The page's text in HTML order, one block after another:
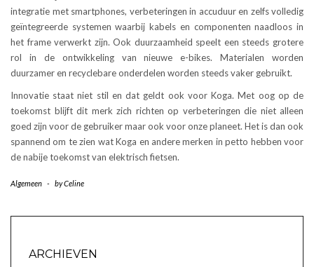
integratie met smartphones, verbeteringen in accuduur en zelfs volledig
geïntegreerde systemen waarbij kabels en componenten naadloos in
het frame verwerkt zijn. Ook duurzaamheid speelt een steeds grotere
rol in de ontwikkeling van nieuwe e-bikes. Materialen worden
duurzamer en recyclebare onderdelen worden steeds vaker gebruikt.
Innovatie staat niet stil en dat geldt ook voor Koga. Met oog op de
toekomst blijft dit merk zich richten op verbeteringen die niet alleen
goed zijn voor de gebruiker maar ook voor onze planeet. Het is dan ook
spannend om te zien wat Koga en andere merken in petto hebben voor
de nabije toekomst van elektrisch fietsen.
Algemeen - byCeline
ARCHIEVEN